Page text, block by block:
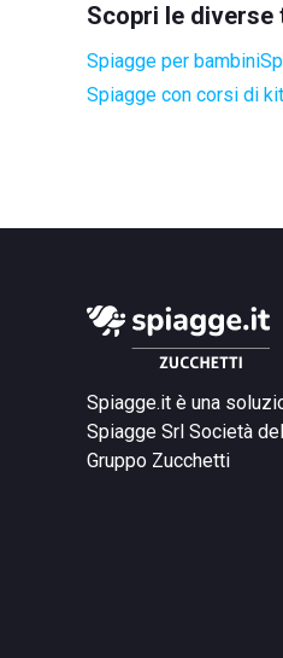
Scopri le diverse
Spiagge per bambini
Spiagge con corsi di
Spiagge.it è una
Spiagge Srl Società del
Gruppo Zucchetti